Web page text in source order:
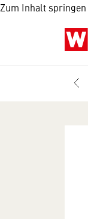
Zum Inhalt springen